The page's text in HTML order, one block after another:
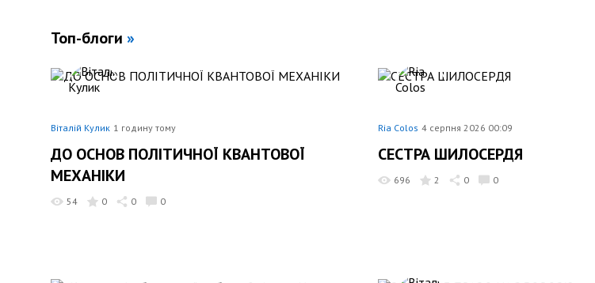
Топ-блоги »
Віталій Кулик 1 годину тому
ДО ОСНОВ ПОЛІТИЧНОЇ КВАНТОВОЇ
МЕХАНІКИ
54 0 0 0
Ria Colos 4 серпня 2026 00:09
СЕСТРА ШИЛОСЕРДЯ
696 2 0 0